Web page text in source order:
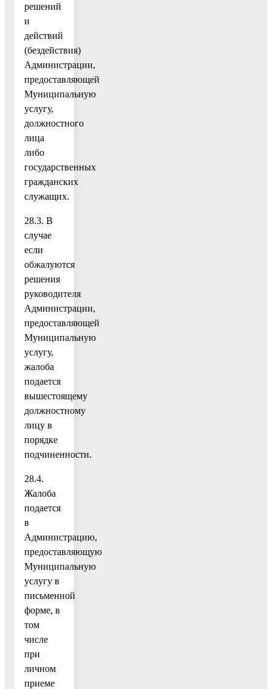
решений
и
действий
(бездействия)
Администрации,
предоставляющей
Муниципальную
услугу,
должностного
лица
либо
государственных
гражданских
служащих.
28.3. В
случае
если
обжалуются
решения
руководителя
Администрации,
предоставляющей
Муниципальную
услугу,
жалоба
подается
вышестоящему
должностному
лицу в
порядке
подчиненности.
28.4.
Жалоба
подается
в
Администрацию,
предоставляющую
Муниципальную
услугу в
письменной
форме, в
том
числе
при
личном
приеме